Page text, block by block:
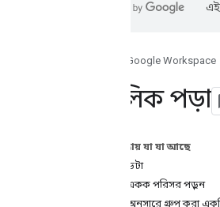
এই
Google Workspace
মৌলিক পড়া
এই পৃষ্ঠায় যা যা আছে
উৎস ডেটা
একটি একক পরিসর পড়ুন
কলাম অনুসারে গ্রুপ করা